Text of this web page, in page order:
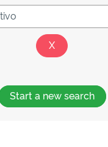
Start a new search